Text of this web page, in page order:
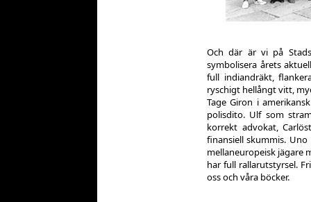
Och där är vi på
symbolisera årets
full indiandräkt,
ryschigt hellångt vitt,
Tage Giron i
polisdito. Ulf som
korrekt advokat,
finansiell skummis. Uno
mellaneuropeisk jägare
har full rallarutstyrsel.
oss och våra böcker.